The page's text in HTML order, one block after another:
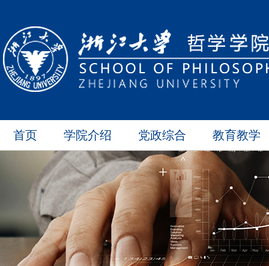
首页 学院介绍 党政综合 教育教学